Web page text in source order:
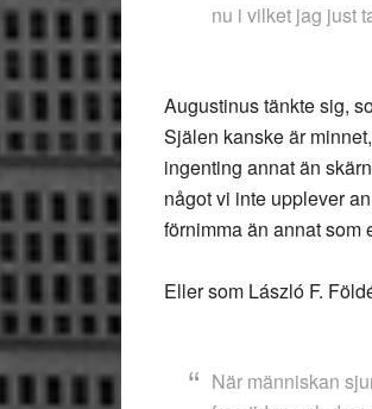
nu i vilket jag just
Augustinus tänkte sig,
Själen kanske är
ingenting annat än
något vi inte upplever
förnimma än annat som
Eller som László F.
När människan